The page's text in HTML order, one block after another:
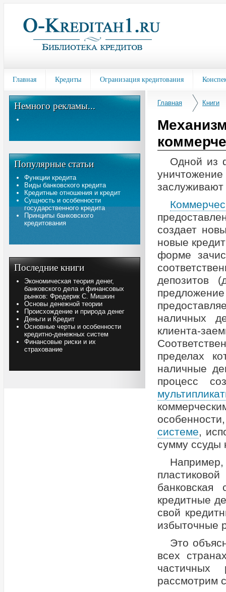
Главная Кредиты Огранизация кредитования
Главная Книги
Одной из
создает
новые
форме
депозитов
наличных
клиента-
пределах
наличные
процесс
системе,
сумму ссуды
Например,
кредитные
свой
избыточные
Это
всех
частичных
рассмотрим
Немного рекламы...
Популярные статьи
Функции кредита
Виды банковского кредита
Кредитные отношения и кредит
Сущность и особенности
государственного кредита
Принципы банковского
кредитования
Последние книги
Экономическая теория денег,
банковского дела и финансовых
рынков: Фредерик С. Мишкин
Основы денежной теории
Происхождение и природа денег
Деньги и Кредит
Основные черты и особенности
кредитно-денежных систем
Финансовые риски и их
страхование